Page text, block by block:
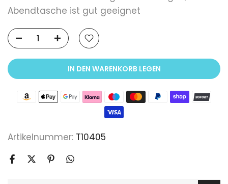
Abendtasche ist gut geeignet
IN DEN WARENKORB LEGEN
Artikelnummer: T10405